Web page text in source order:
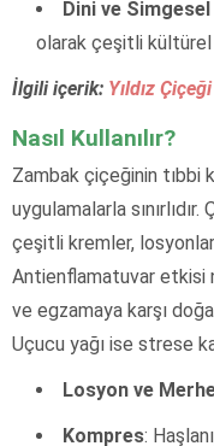
Dini ve Simgesel
olarak çeşitli
İlgili içerik: Yıldız
Nasıl Kullanılır?
Zambak çiçeğinin tıbbi
uygulamalarla
çeşitli kremler,
Antienflamatuvar etkisi
ve egzamaya karşı
Uçucu yağı ise strese
Losyon ve
Kompres: